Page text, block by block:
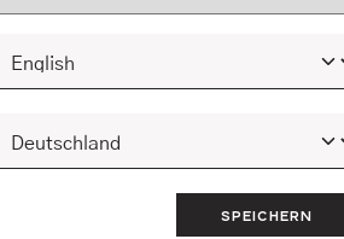
ALLE COOKIES
SPEICHERN